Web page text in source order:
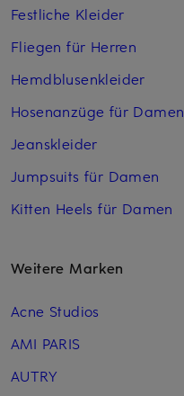
Festliche Kleider
Fliegen für Herren
Hemdblusenkleider
Hosenanzüge für Damen
Jeanskleider
Jumpsuits für Damen
Kitten Heels für Damen
Weitere Marken
Acne Studios
AMI PARIS
AUTRY